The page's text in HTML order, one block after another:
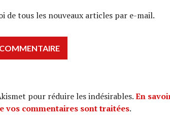
de tous les nouveaux articles par e-mail.
pour réduire les indésirables.En
vos commentaires sont traitées.